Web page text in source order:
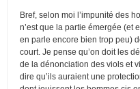
Bref, selon moi l’impunité des
n’est que la partie émergée (et
en parle encore bien trop peu)
court. Je pense qu’on doit les
de la dénonciation des viols et
dire qu’ils auraient une